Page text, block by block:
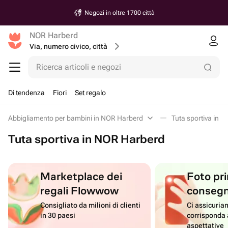
Negozi in oltre 1700 città
NOR Harberd
Via, numero civico, città
Ricerca articoli e negozi
Di tendenza Fiori Set regalo
Abbigliamento per bambini in NOR Harberd Tuta sportiva in
Tuta sportiva in NOR Harberd
Marketplace dei
regali Flowwow
Consigliato da milioni di clienti
in 30 paesi
Foto
Ci
corrisponda
aspettative